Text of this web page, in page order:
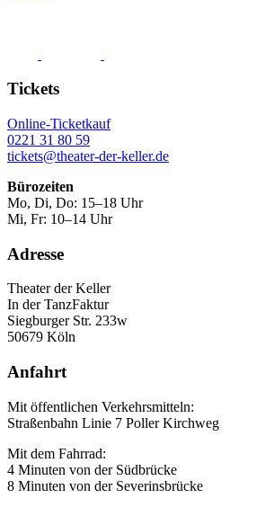
Tickets
Online-Ticketkauf
0221 31 80 59
tickets@theater-der-keller.de
Bürozeiten
Mo, Di, Do: 15–18 Uhr
Mi, Fr: 10–14 Uhr
Adresse
Theater der Keller
In der TanzFaktur
Siegburger Str. 233w
50679 Köln
Anfahrt
Mit öffentlichen Verkehrsmitteln:
Straßenbahn Linie 7 Poller Kirchweg
Mit dem Fahrrad:
4 Minuten von der Südbrücke
8 Minuten von der Severinsbrücke